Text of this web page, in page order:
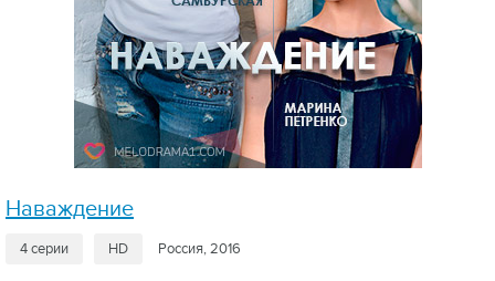
Наваждение
4 серии HD Россия, 2016